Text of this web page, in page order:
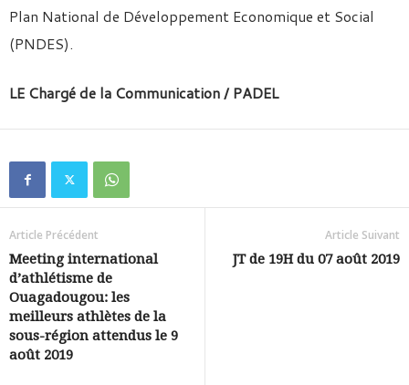
Plan National de Développement Economique et Social
(PNDES).
LE Chargé de la Communication / PADEL
Article Précédent
Meeting international
d’athlétisme de
Ouagadougou: les
meilleurs athlètes de la
sous-région attendus le 9
août 2019
Article Suivant
JT de 19H du 07 août 2019